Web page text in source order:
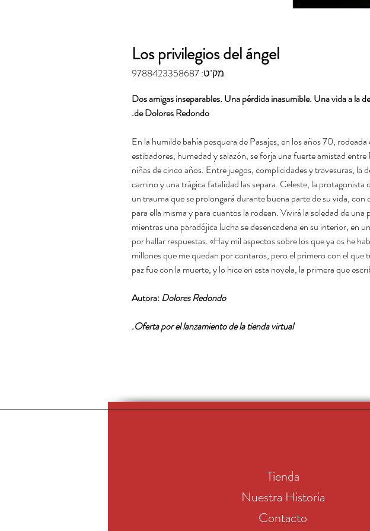
Los privilegios del ángel
מק"ט: 9788423358687
Dos amigas inseparables. Una pérdida inasumible. Una vida a la
de Dolores Redondo.
En la humilde bahía pesquera de Pasajes, en los años 70, rodeada
estibadores, humedad y salazón, se forja una fuerte amistad
niñas de cinco años. Entre juegos, complicidades y travesuras, la
camino y una trágica fatalidad las separa. Celeste, la protagonista
un trauma que se prolongará durante buena parte de su vida, con
para ella misma y para cuantos la rodean. Vivirá la soledad de una
mientras una paradójica lucha se desencadena en su interior, en
por hallar respuestas. «Hay mil aspectos sobre los que ya os he
millones que me quedan por contaros, pero el primero con el que
paz fue con la muerte, y lo hice en esta novela, la primera que
Autora:Dolores Redondo
Oferta por el lanzamiento de la tienda virtual.
Tienda
Nuestra Historia
Contacto